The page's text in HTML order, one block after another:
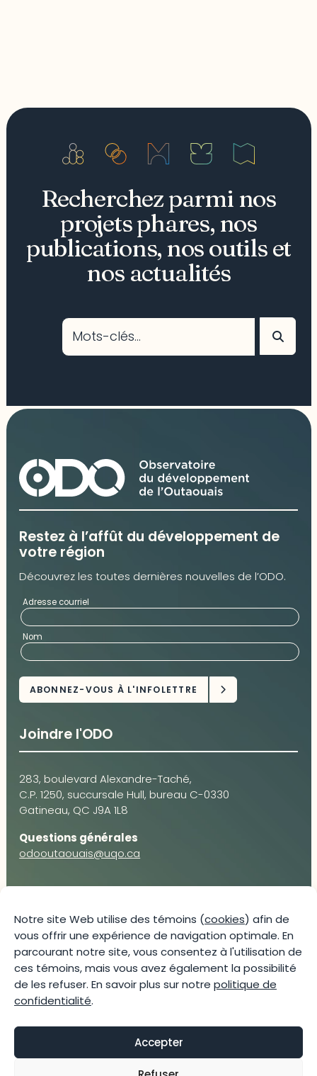
Notre site Web utilise des témoins (cookies) afin de
vous offrir une expérience de navigation optimale. En
parcourant notre site, vous consentez à l'utilisation de
ces témoins, mais vous avez également la possibilité
de les refuser. En savoir plus sur notre politique de
confidentialité.
Accepter
Recherchez parmi nos
projets phares, nos
publications, nos outils et
nos actualités
Restez à l’affût du développement de
votre région
Découvrez les toutes dernières nouvelles de l’ODO.
Adresse courriel
Nom
Joindre l'ODO
283, boulevard Alexandre-Taché,
C.P. 1250, succursale Hull, bureau C-0330
Gatineau, QC J9A 1L8
Questions générales
odooutaouais@uqo.ca
Contact média
Joani Vallespir
819-595-3900 | Poste 3222
joani.vallespir@uqo.ca
Politique de confidentialité